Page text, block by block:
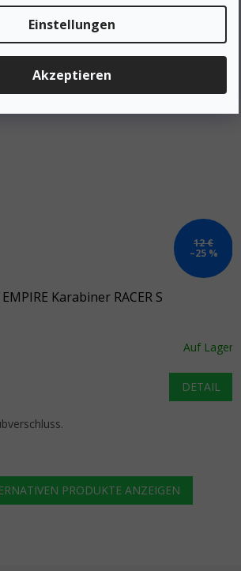
Einstellungen
Akzeptieren
Grau Rot
12 €
–25 %
EMPIRE Karabiner RACER S
Auf Lager
DETAIL
PRODUKTE ANZEIGEN